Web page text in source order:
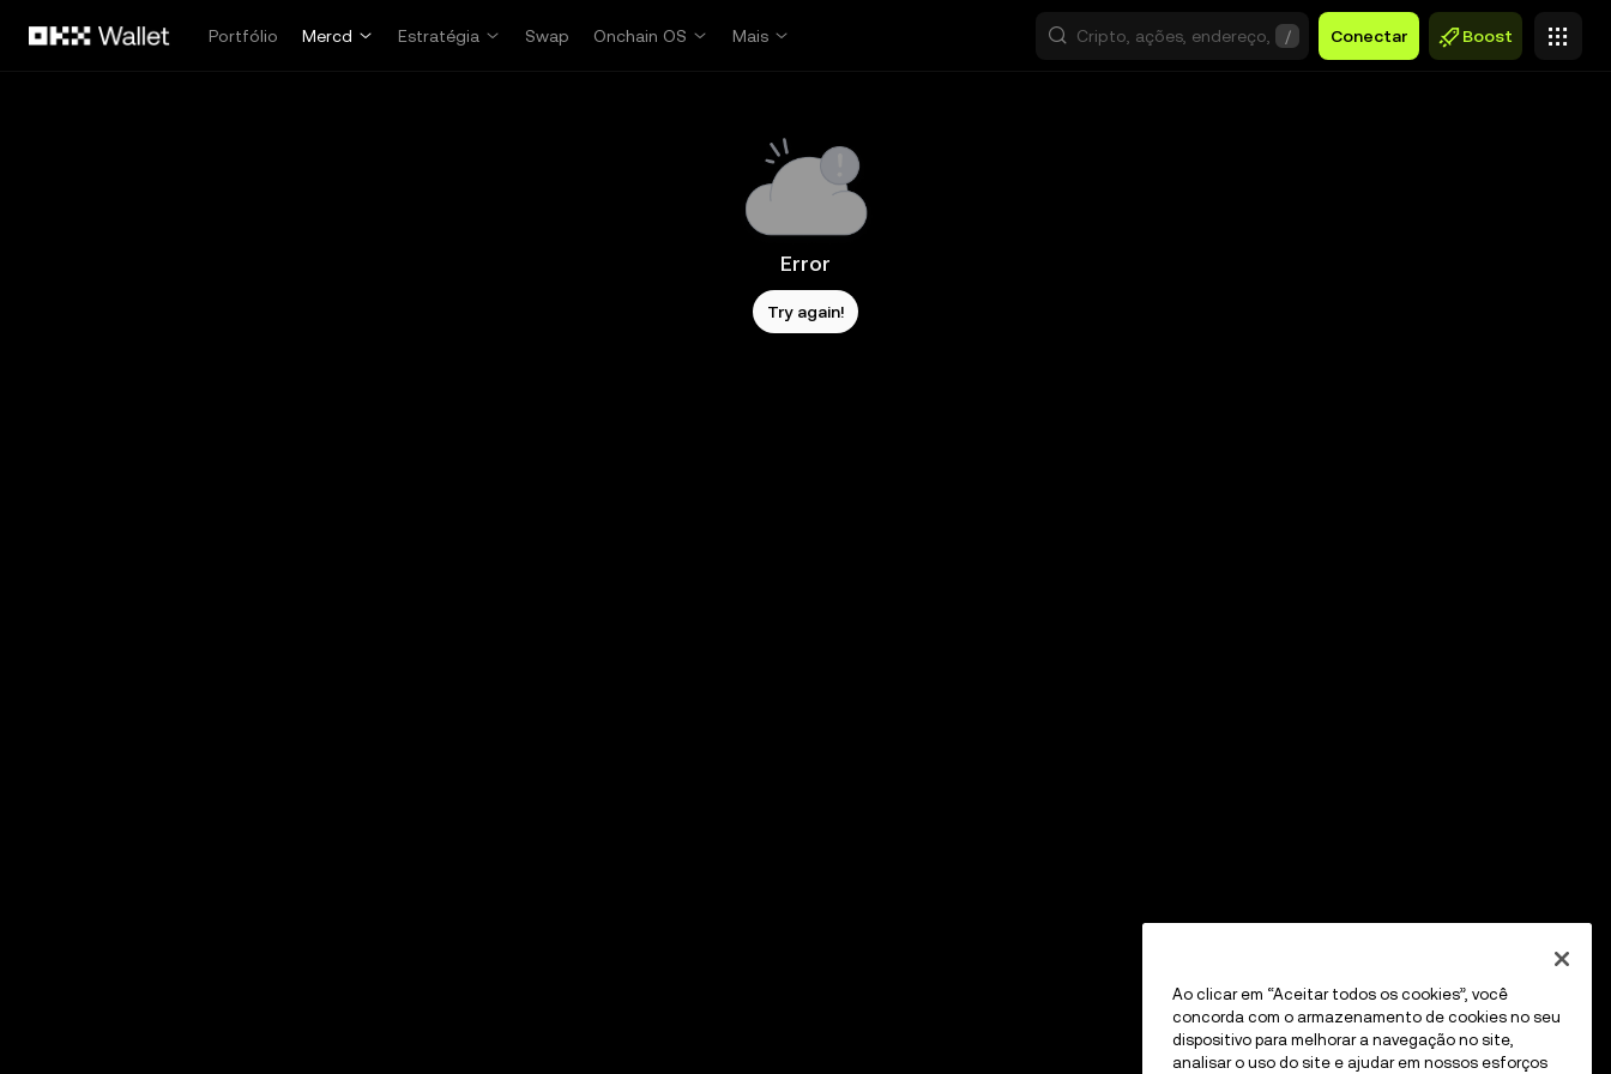
Portfólio
Mercd Estratégia Swap Onchain OS Mais / Conectar Boost
Error
Try again!
Ao clicar em “Aceitar todos os cookies”, você
concorda com o armazenamento de cookies no seu
dispositivo para melhorar a navegação no site,
analisar o uso do site e ajudar em nossos esforços